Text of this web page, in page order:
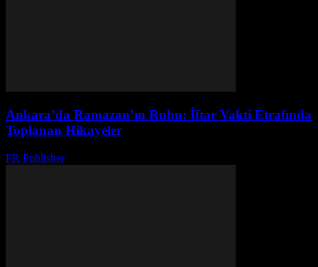
Ankara’da Ramazan’ın Ruhu: İftar Vakti Etrafında
Toplanan Hikayeler
PR Publisher-